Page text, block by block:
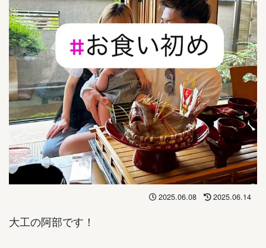
2025.06.08 2025.06.14
大工の阿部です！